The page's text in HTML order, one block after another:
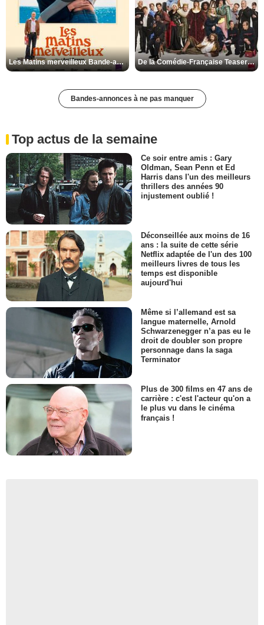
Les Matins merveilleux Bande-annonce VF De la Comédie-Française Teaser VF
Bandes-annonces à ne pas manquer
Top actus de la semaine
Ce soir entre amis : Gary
Oldman, Sean Penn et Ed
Harris dans l'un des meilleurs
thrillers des années 90
injustement oublié !
Déconseillée aux moins de 16
ans : la suite de cette série
Netflix adaptée de l'un des 100
meilleurs livres de tous les
temps est disponible
aujourd'hui
Même si l’allemand est sa
langue maternelle, Arnold
Schwarzenegger n’a pas eu le
droit de doubler son propre
personnage dans la saga
Terminator
Plus de 300 films en 47 ans de
carrière : c'est l'acteur qu'on a
le plus vu dans le cinéma
français !